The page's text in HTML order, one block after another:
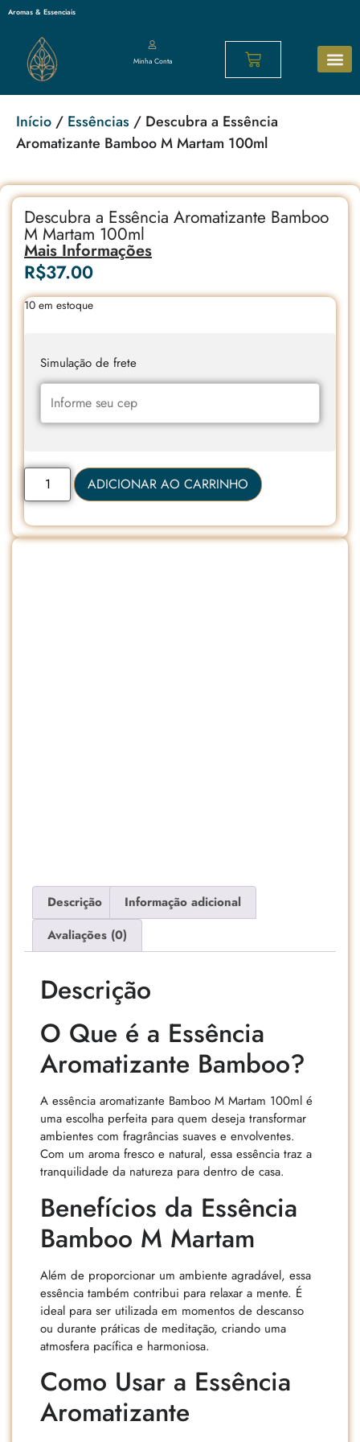
Aromas & Essenciais
Minha Conta
Início / Essências / Descubra a Essência
Aromatizante Bamboo M Martam 100ml
Descrição
Informação adicional
Avaliações (0)
Descrição
O Que é a Essência
Aromatizante Bamboo?
A essência aromatizante Bamboo M Martam 100ml é
uma escolha perfeita para quem deseja transformar
ambientes com fragrâncias suaves e envolventes.
Com um aroma fresco e natural, essa essência traz a
tranquilidade da natureza para dentro de casa.
Benefícios da Essência
Bamboo M Martam
Além de proporcionar um ambiente agradável, essa
essência também contribui para relaxar a mente. É
ideal para ser utilizada em momentos de descanso
ou durante práticas de meditação, criando uma
atmosfera pacífica e harmoniosa.
Como Usar a Essência
Aromatizante
Descubra a Essência Aromatizante Bamboo
M Martam 100ml
Mais Informações
R$37.00
10 em estoque
Simulação de frete
ADICIONAR AO CARRINHO